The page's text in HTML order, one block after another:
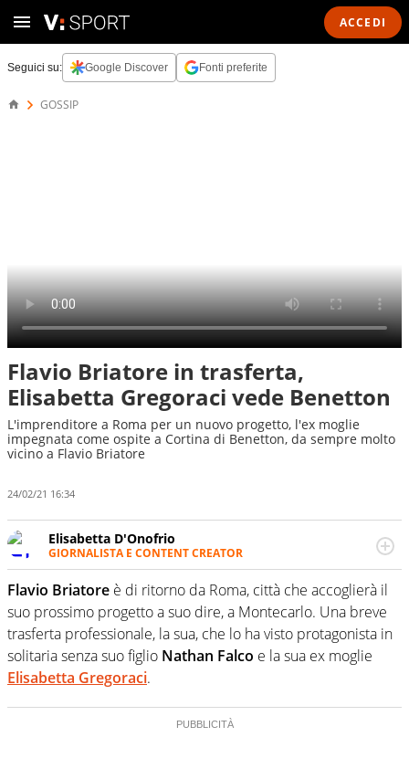
ACCEDI
Seguici su: Google Discover Fonti preferite
GOSSIP
Flavio Briatore in trasferta,
Elisabetta Gregoraci vede Benetton
L'imprenditore a Roma per un nuovo progetto, l'ex moglie
impegnata come ospite a Cortina di Benetton, da sempre molto
vicino a Flavio Briatore
24/02/21 16:34
Elisabetta D'Onofrio
GIORNALISTA E CONTENT CREATOR
Giornalista professionista dal 2007, scrive per curiosità
personale e necessità: soprattutto di calcio, di sport e dei
suoi protagonisti, concedendosi innocenti evasioni
nell'ambito della creazione di format. Un tempo ala
destra, oggi si sente a suo agio nel ruolo di libero. Cura
una classifica riservata dei migliori 5 calciatori di sempre.
Flavio Briatore è di ritorno da Roma, città che accoglierà il
suo prossimo progetto a suo dire, a Montecarlo. Una breve
trasferta professionale, la sua, che lo ha visto protagonista in
solitaria senza suo figlio Nathan Falco e la sua ex moglie
Elisabetta Gregoraci.